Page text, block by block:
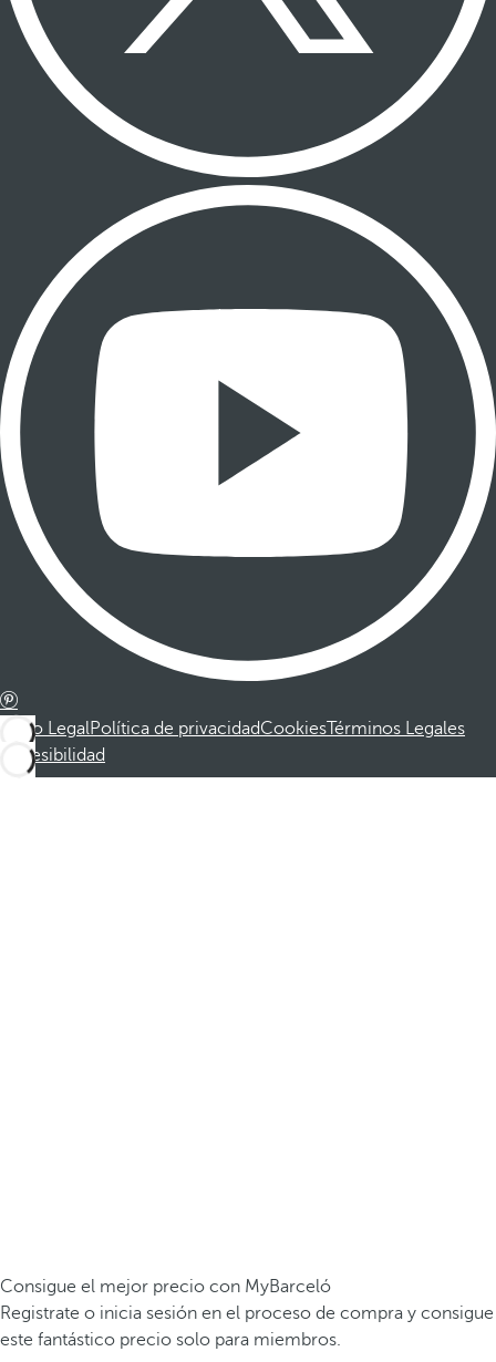
Aviso LegalPolítica de privacidadCookiesTérminos Legales
Accesibilidad
Consigue el mejor precio con MyBarceló
Registrate o inicia sesión en el proceso de compra y consigue
este fantástico precio solo para miembros.